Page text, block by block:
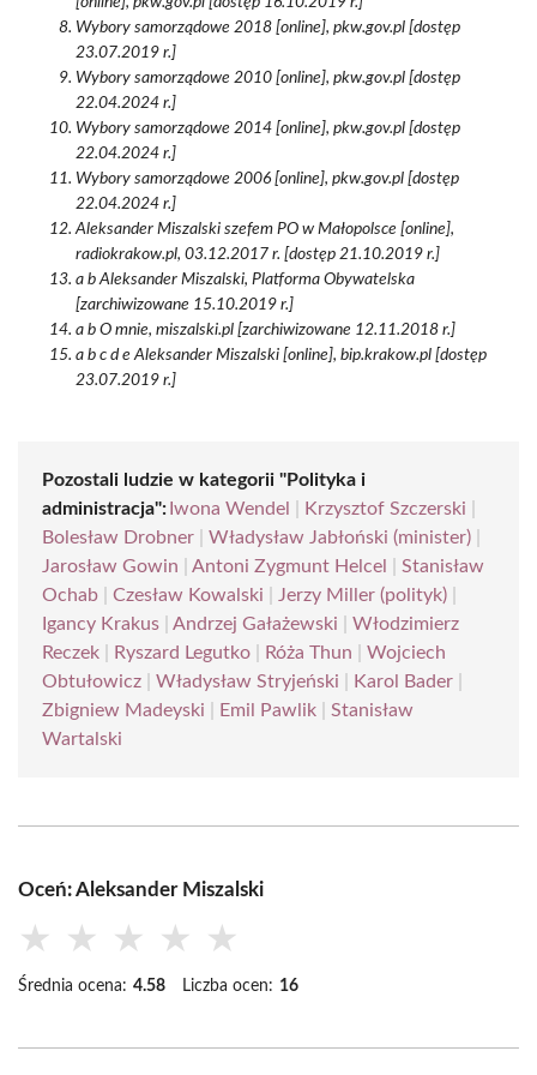
Wybory samorządowe 2018 [online], pkw.gov.pl [dostęp
23.07.2019 r.]
Wybory samorządowe 2010 [online], pkw.gov.pl [dostęp
22.04.2024 r.]
Wybory samorządowe 2014 [online], pkw.gov.pl [dostęp
22.04.2024 r.]
Wybory samorządowe 2006 [online], pkw.gov.pl [dostęp
22.04.2024 r.]
Aleksander Miszalski szefem PO w Małopolsce [online],
radiokrakow.pl, 03.12.2017 r. [dostęp 21.10.2019 r.]
a b Aleksander Miszalski, Platforma Obywatelska
[zarchiwizowane 15.10.2019 r.]
a b O mnie, miszalski.pl [zarchiwizowane 12.11.2018 r.]
a b c d e Aleksander Miszalski [online], bip.krakow.pl [dostęp
23.07.2019 r.]
Pozostali ludzie w kategorii "Polityka i
administracja": Iwona Wendel Krzysztof Szczerski
Bolesław Drobner
Władysław Jabłoński (minister)
Jarosław Gowin
Antoni Zygmunt Helcel
Stanisław
Ochab
Czesław Kowalski Jerzy Miller (polityk)
Igancy Krakus
Andrzej Gałażewski
Włodzimierz
Reczek
Ryszard Legutko Róża Thun
Wojciech
Obtułowicz
Władysław Stryjeński Karol Bader
Zbigniew Madeyski
Emil Pawlik
Stanisław
Wartalski
Oceń: Aleksander Miszalski
★ ★ ★ ★ ★
Średnia ocena: 4.58 Liczba ocen: 16